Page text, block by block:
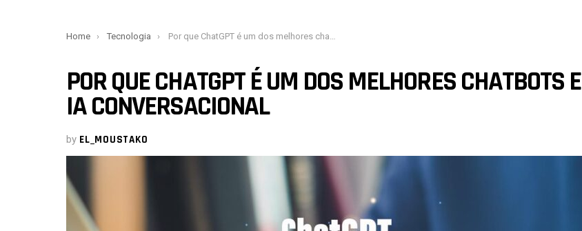
You are here:
Home Tecnologia Por que ChatGPT é um dos melhores chatbots e IA conversacional
POR QUE CHATGPT É UM DOS MELHORES CHATBOTS E
IA CONVERSACIONAL
by EL_MOUSTAKO